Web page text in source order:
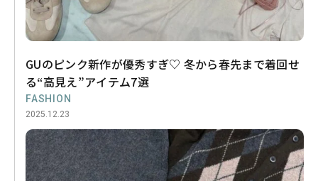
GUのピンク新作が優秀すぎ♡ 冬から春先まで着回せ
る“高見え”アイテム7選
FASHION
2025.12.23